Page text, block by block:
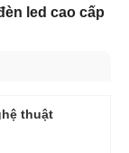
led cao cấp
thuật